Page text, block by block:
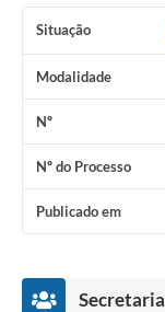
Situação
Modalidade
Nº
Nº do Processo
Publicado em